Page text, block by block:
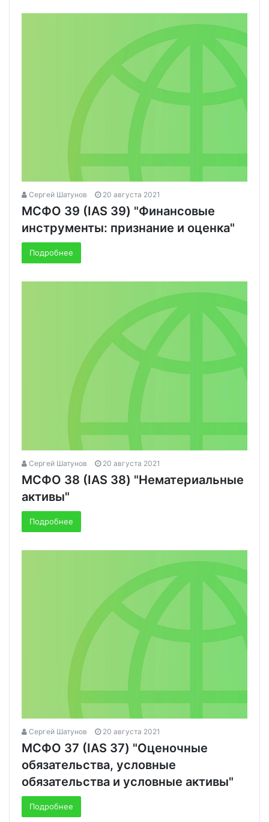
Сергей Шатунов 20 августа 2021
МСФО 39 (IAS 39) "Финансовые
инструменты: признание и оценка"
Подробнее
Сергей Шатунов 20 августа 2021
МСФО 38 (IAS 38) "Нематериальные
активы"
Подробнее
Сергей Шатунов 20 августа 2021
МСФО 37 (IAS 37) "Оценочные
обязательства, условные
обязательства и условные активы"
Подробнее